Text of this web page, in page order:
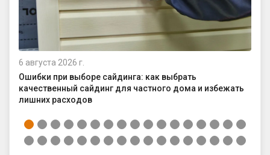
6 августа 2026 г.
Ошибки при выборе сайдинга: как выбрать
качественный сайдинг для частного дома и избежать
лишних расходов